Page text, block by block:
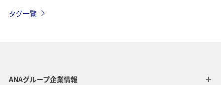
タグ一覧
ANAグループ企業情報